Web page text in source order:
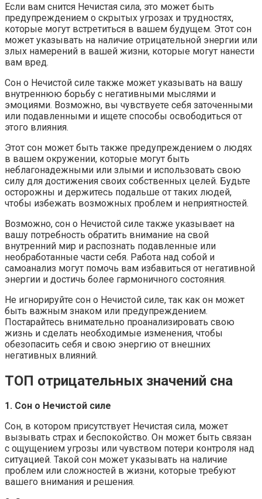
Если вам снится Нечистая сила, это может быть
предупреждением о скрытых угрозах и трудностях,
которые могут встретиться в вашем будущем. Этот сон
может указывать на наличие отрицательной энергии или
злых намерений в вашей жизни, которые могут нанести
вам вред.
Сон о Нечистой силе также может указывать на вашу
внутреннюю борьбу с негативными мыслями и
эмоциями. Возможно, вы чувствуете себя заточенными
или подавленными и ищете способы освободиться от
этого влияния.
Этот сон может быть также предупреждением о людях
в вашем окружении, которые могут быть
неблагонадежными или злыми и использовать свою
силу для достижения своих собственных целей. Будьте
осторожны и держитесь подальше от таких людей,
чтобы избежать возможных проблем и неприятностей.
Возможно, сон о Нечистой силе также указывает на
вашу потребность обратить внимание на свой
внутренний мир и распознать подавленные или
необработанные части себя. Работа над собой и
самоанализ могут помочь вам избавиться от негативной
энергии и достичь более гармоничного состояния.
Не игнорируйте сон о Нечистой силе, так как он может
быть важным знаком или предупреждением.
Постарайтесь внимательно проанализировать свою
жизнь и сделать необходимые изменения, чтобы
обезопасить себя и свою энергию от внешних
негативных влияний.
ТОП отрицательных значений сна
1. Сон о Нечистой силе
Сон, в котором присутствует Нечистая сила, может
вызывать страх и беспокойство. Он может быть связан
с ощущением угрозы или чувством потери контроля над
ситуацией. Такой сон может указывать на наличие
проблем или сложностей в жизни, которые требуют
вашего внимания и решения.